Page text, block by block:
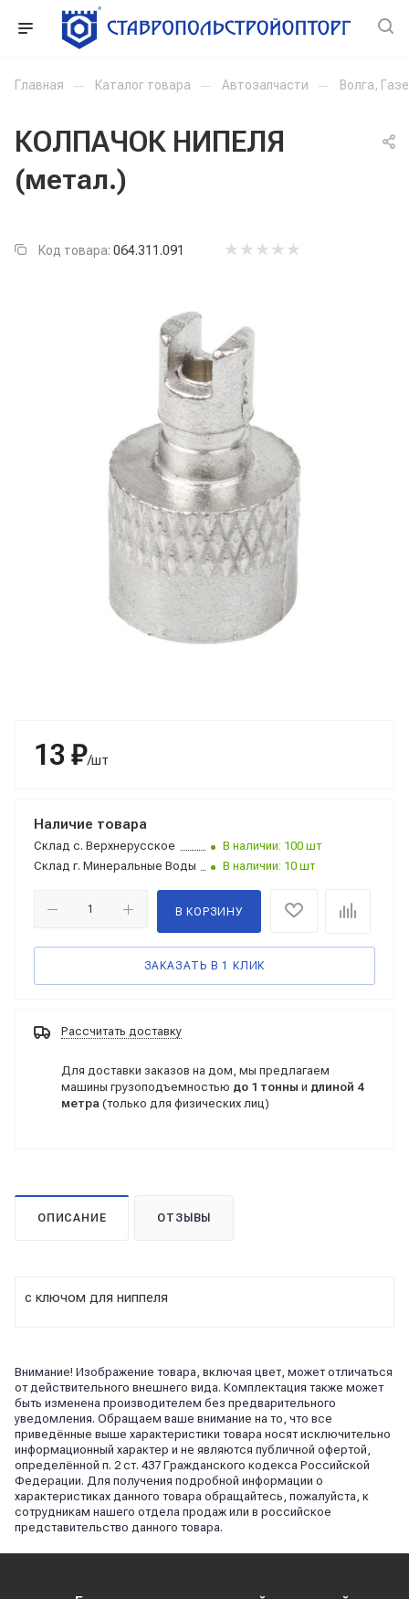
Главная — Каталог товара — Автозапчасти — Волга,
КОЛПАЧОК НИПЕЛЯ
(метал.)
Код товара: 064.311.091
13 ₽/шт
Наличие товара
Склад с. Верхнерусское
В наличии: 100 шт
Склад г. Минеральные Воды В наличии: 10 шт
В КОРЗИНУ
ЗАКАЗАТЬ В 1 КЛИК
Рассчитать доставку
Для доставки заказов на дом, мы предлагаем
машины грузоподъемностью до 1 тонны и длиной 4
метра (только для физических лиц)
ОПИСАНИЕ ОТЗЫВЫ
с ключом для ниппеля
Внимание! Изображение товара, включая цвет, может отличаться
от действительного внешнего вида. Комплектация также может
быть изменена производителем без предварительного
уведомления. Обращаем ваше внимание на то, что все
приведённые выше характеристики товара носят исключительно
информационный характер и не являются публичной офертой,
определённой п. 2 ст. 437 Гражданского кодекса Российской
Федерации. Для получения подробной информации о
характеристиках данного товара обращайтесь, пожалуйста, к
сотрудникам нашего отдела продаж или в российское
представительство данного товара.